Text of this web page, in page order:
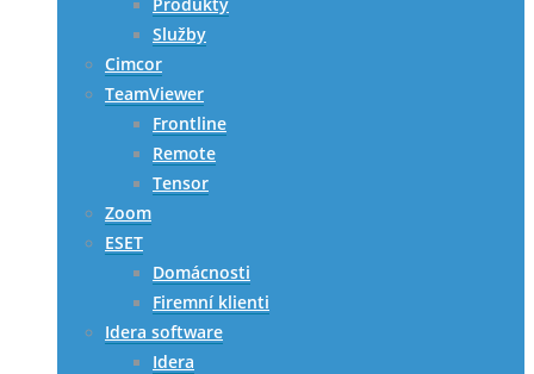
Služby
Cimcor
TeamViewer
Frontline
Remote
Tensor
Zoom
ESET
Domácnosti
Firemní klienti
Idera software
Idera